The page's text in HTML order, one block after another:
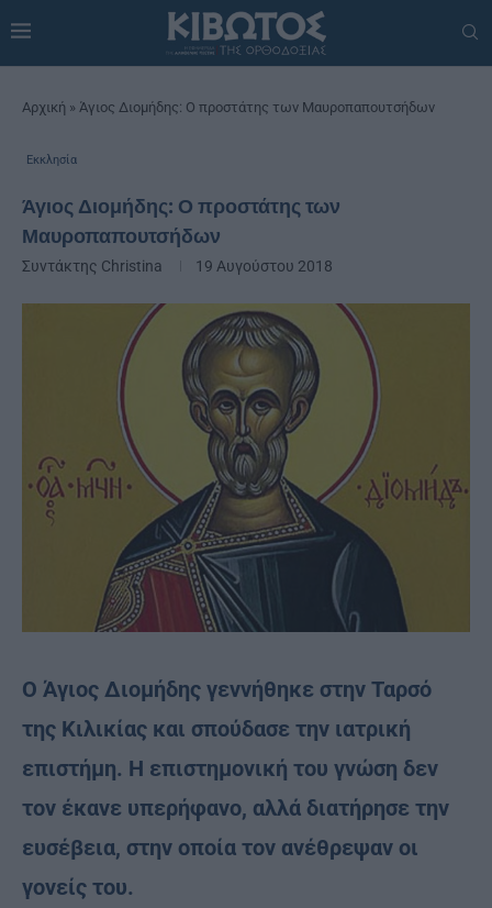
Αρχική » Άγιος Διομήδης: Ο προστάτης των Μαυροπαπουτσήδων
Εκκλησία
Άγιος Διομήδης: Ο προστάτης των
Μαυροπαπουτσήδων
Συντάκτης Christina 19 Αυγούστου 2018
Ο Άγιος Διομήδης γεννήθηκε στην Ταρσό
της Κιλικίας και σπούδασε την ιατρική
επιστήμη. Η επιστημονική του γνώση δεν
τον έκανε υπερήφανο, αλλά διατήρησε την
ευσέβεια, στην οποία τον ανέθρεψαν οι
γονείς του.